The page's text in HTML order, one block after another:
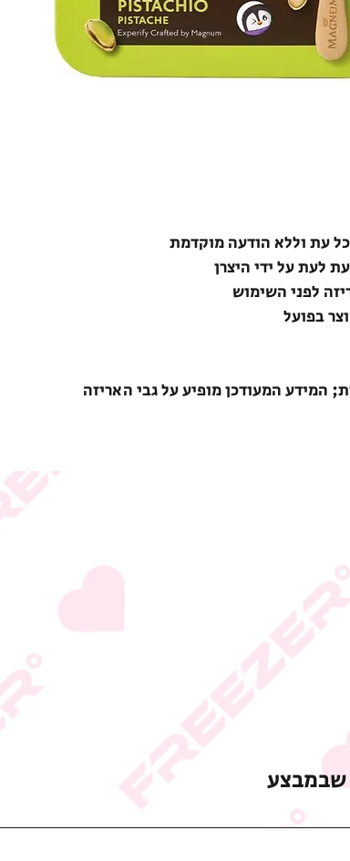
עת וללא הודעה מוקדמת
לעת על ידי היצרן
לפני השימוש
בפועל
המידע המעודכן מופיע על גבי האריזה
שבמבצע